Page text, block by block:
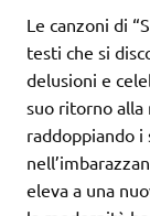
Le canzoni di
testi che si
delusioni e
suo ritorno alla
raddoppiando i
eleva a una